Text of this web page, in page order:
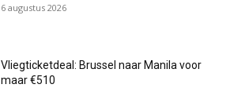
6 augustus 2026
Vliegticketdeal: Brussel naar Manila voor
maar €510